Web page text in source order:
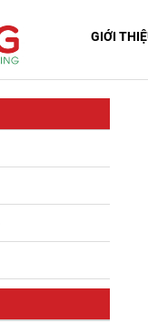
GIỚI